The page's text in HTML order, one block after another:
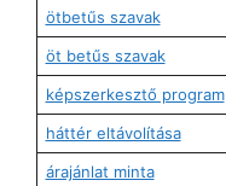
ötbetűs szavak
öt betűs szavak
képszerkesztő program
háttér eltávolítása
árajánlat minta